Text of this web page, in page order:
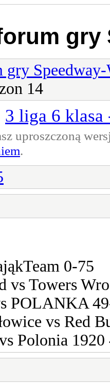
gry
14
3 liga 6 klasa
uproszczoną
.
0-75
vs Towers
POLANKA
vs Red
Polonia 1920